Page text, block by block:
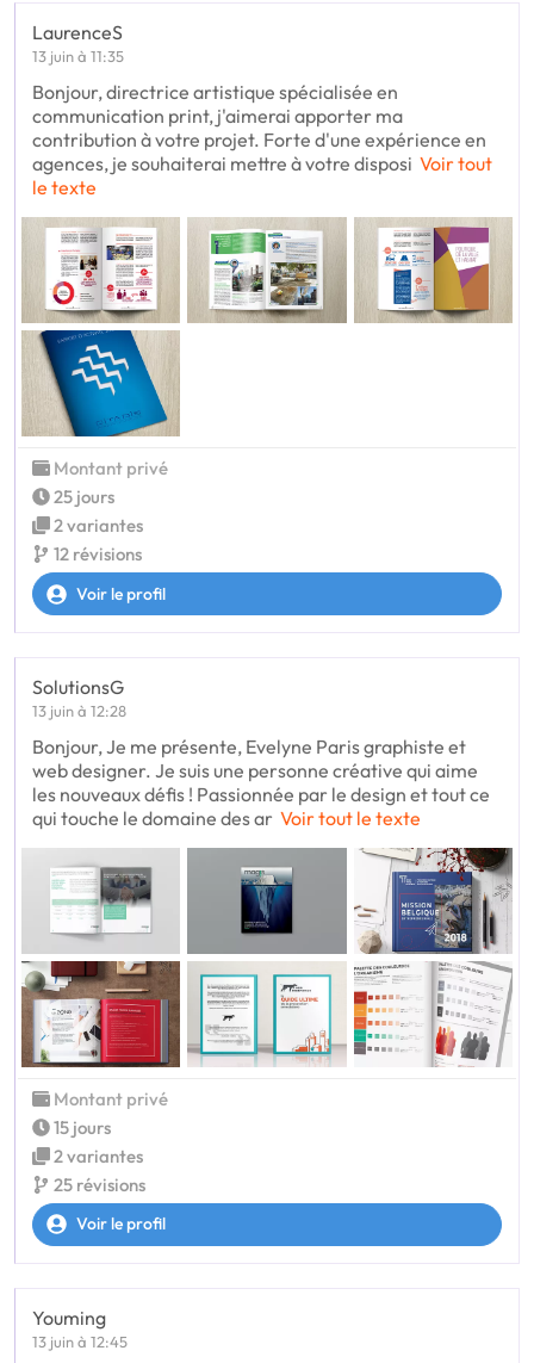
LaurenceS
13 juin à 11:35
Bonjour, directrice artistique spécialisée en
communication print, j'aimerai apporter ma
contribution à votre projet. Forte d'une expérience en
agences, je souhaiterai mettre à votre disposi Voir tout
le texte
Montant privé
25 jours
2 variantes
12 révisions
Voir le profil
SolutionsG
13 juin à 12:28
Bonjour, Je me présente, Evelyne Paris graphiste et
web designer. Je suis une personne créative qui aime
les nouveaux défis ! Passionnée par le design et tout ce
qui touche le domaine des ar Voir tout le texte
Montant privé
15 jours
2 variantes
25 révisions
Voir le profil
Youming
13 juin à 12:45